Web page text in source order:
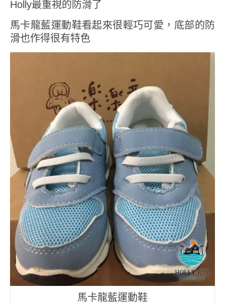
Holly最重視的防滑了
馬卡龍藍運動鞋看起來很輕巧可愛，底部的防
滑也作得很有特色
馬卡龍藍運動鞋